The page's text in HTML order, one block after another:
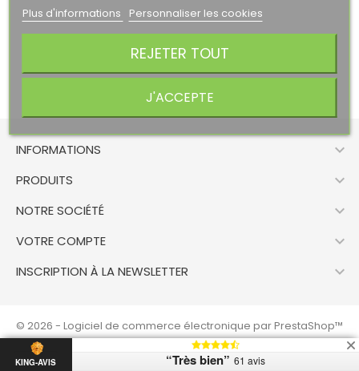
Plus d'informations Personnaliser les cookies
REJETER TOUT
J'ACCEPTE
INFORMATIONS 
PRODUITS 
NOTRE SOCIÉTÉ 
VOTRE COMPTE 
INSCRIPTION À LA NEWSLETTER 
© 2026 - Logiciel de commerce électronique par PrestaShop™
KING-AVIS “Très bien” 61 avis